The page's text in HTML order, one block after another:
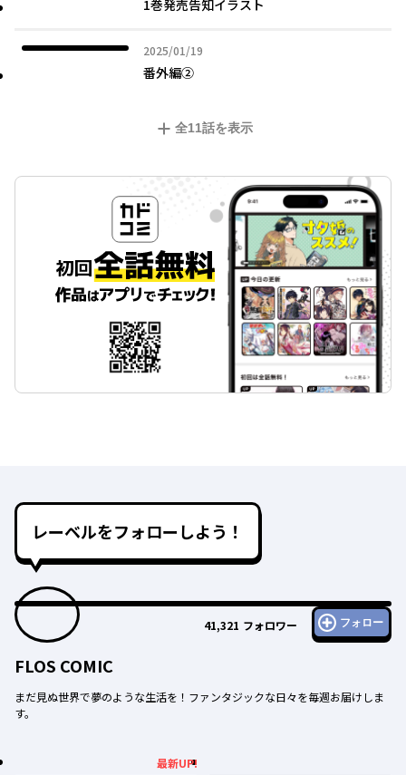
1巻発売告知イラスト
2025/01/19
2025年01月19日
番外編②
全11話を表示
レーベルをフォローしよう！
41,321 フォロワー フォロー
FLOS COMIC
まだ見ぬ世界で夢のような生活を！ファンタジックな日々を毎週お届けしま
す。
最新UP!